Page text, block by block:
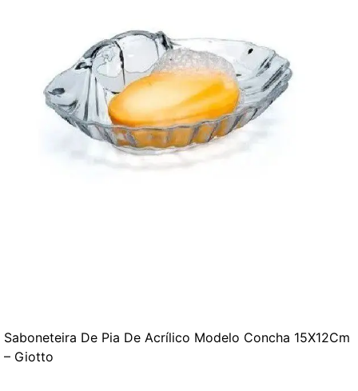
Saboneteira De Pia De Acrílico Modelo Concha 15X12Cm
– Giotto